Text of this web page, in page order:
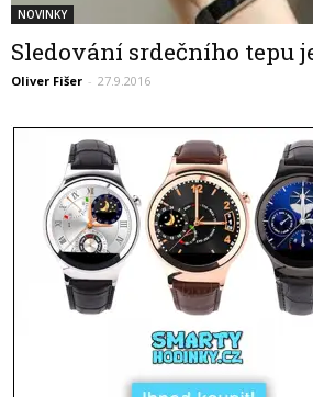
NOVINKY
Sledování srdečního tepu
Oliver Fišer - 27.9.2016